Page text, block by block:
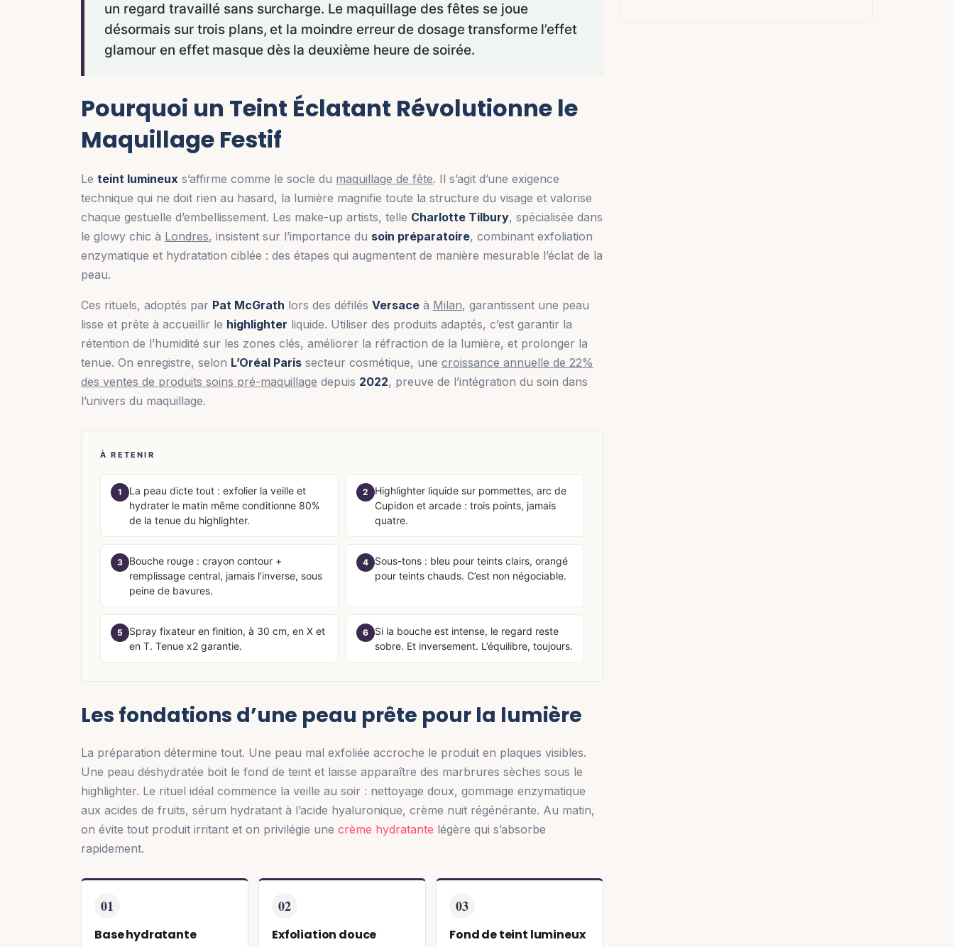
un regard travaillé sans surcharge. Le maquillage des fêtes se joue
désormais sur trois plans, et la moindre erreur de dosage transforme l’effet
glamour en effet masque dès la deuxième heure de soirée.
Pourquoi un Teint Éclatant Révolutionne le
Maquillage Festif
Le teint lumineux s’affirme comme le socle du maquillage de fête. Il s’agit d’une exigence
technique qui ne doit rien au hasard, la lumière magnifie toute la structure du visage et valorise
chaque gestuelle d’embellissement. Les make-up artists, telle Charlotte Tilbury, spécialisée dans
le glowy chic à Londres, insistent sur l’importance du soin préparatoire, combinant exfoliation
enzymatique et hydratation ciblée : des étapes qui augmentent de manière mesurable l’éclat de la
peau.
Ces rituels, adoptés par Pat McGrath lors des défilés Versace à Milan, garantissent une peau
lisse et prête à accueillir le highlighter liquide. Utiliser des produits adaptés, c’est garantir la
rétention de l’humidité sur les zones clés, améliorer la réfraction de la lumière, et prolonger la
tenue. On enregistre, selon L’Oréal Paris secteur cosmétique, une croissance annuelle de 22%
des ventes de produits soins pré-maquillage depuis 2022, preuve de l’intégration du soin dans
l’univers du maquillage.
À RETENIR
1
La peau dicte tout : exfolier la veille et
hydrater le matin même conditionne 80%
de la tenue du highlighter.
2
Highlighter liquide sur pommettes, arc de
Cupidon et arcade : trois points, jamais
quatre.
3
Bouche rouge : crayon contour +
remplissage central, jamais l’inverse, sous
peine de bavures.
4
Sous-tons : bleu pour teints clairs, orangé
pour teints chauds. C’est non négociable.
5
Spray fixateur en finition, à 30 cm, en X et
en T. Tenue x2 garantie.
6
Si la bouche est intense, le regard reste
sobre. Et inversement. L’équilibre, toujours.
Les fondations d’une peau prête pour la lumière
La préparation détermine tout. Une peau mal exfoliée accroche le produit en plaques visibles.
Une peau déshydratée boit le fond de teint et laisse apparaître des marbrures sèches sous le
highlighter. Le rituel idéal commence la veille au soir : nettoyage doux, gommage enzymatique
aux acides de fruits, sérum hydratant à l’acide hyaluronique, crème nuit régénérante. Au matin,
on évite tout produit irritant et on privilégie une crème hydratante légère qui s’absorbe
rapidement.
01
Base hydratante
02
Exfoliation douce
03
Fond de teint lumineux